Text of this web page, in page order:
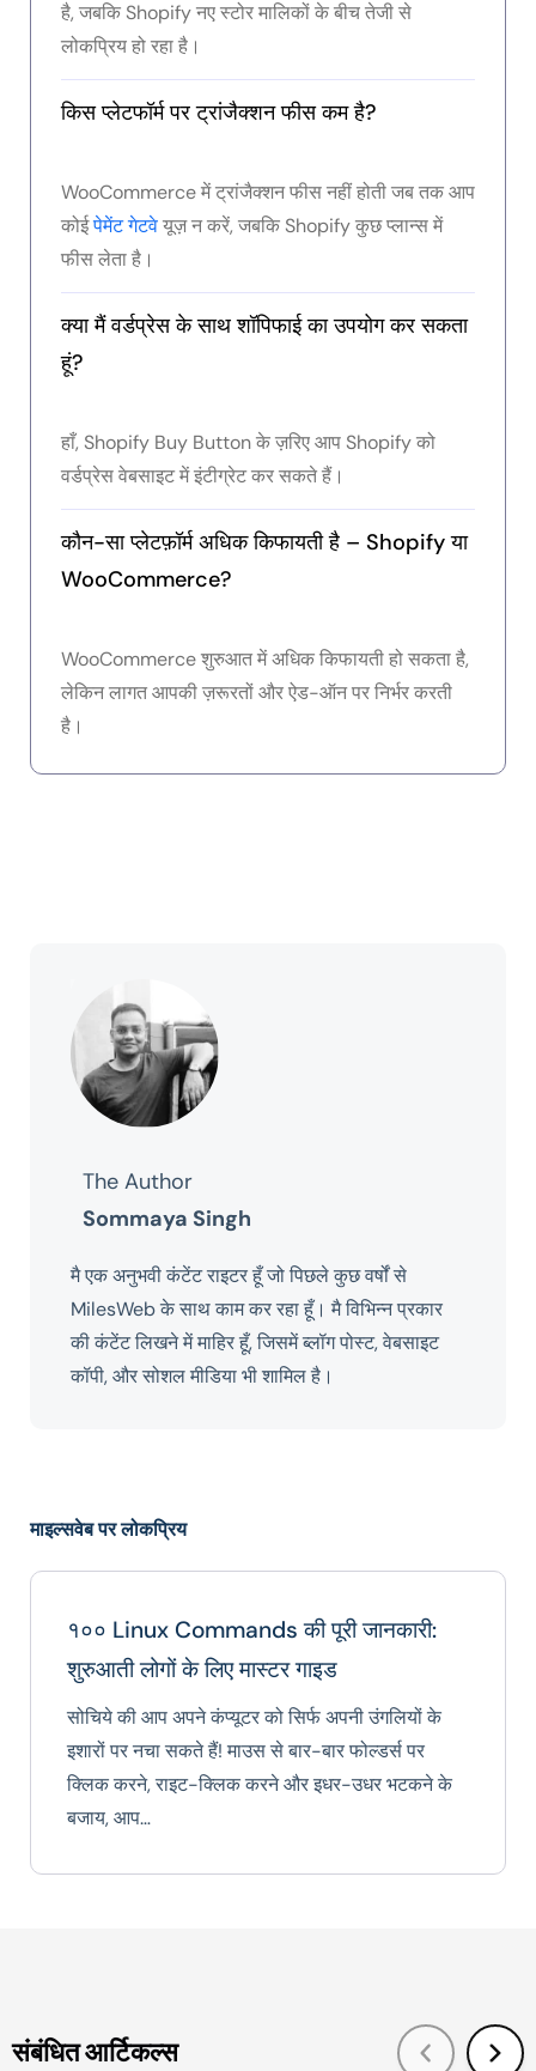
है, जबकि Shopify नए स्टोर मालिकों के बीच तेजी से
लोकप्रिय हो रहा है।
किस प्लेटफॉर्म पर ट्रांजैक्शन फीस कम है?
WooCommerce में ट्रांजैक्शन फीस नहीं होती जब तक आप
कोईपेमेंट गेटवेयूज़ न करें, जबकि Shopify कुछ प्लान्स में
फीस लेता है।
क्या मैं वर्डप्रेस के साथ शॉपिफाई का उपयोग कर सकता
हूं?
हाँ, Shopify Buy Button के ज़रिए आप Shopify को
वर्डप्रेस वेबसाइट में इंटीग्रेट कर सकते हैं।
कौन-सा प्लेटफ़ॉर्म अधिक किफायती है – Shopify या
WooCommerce?
WooCommerce शुरुआत में अधिक किफायती हो सकता है,
लेकिन लागत आपकी ज़रूरतों और ऐड-ऑन पर निर्भर करती
है।
The Author
Sommaya Singh
मै एक अनुभवी कंटेंट राइटर हूँ जो पिछले कुछ वर्षों से
MilesWeb के साथ काम कर रहा हूँ। मै विभिन्न प्रकार
की कंटेंट लिखने में माहिर हूँ, जिसमें ब्लॉग पोस्ट, वेबसाइट
कॉपी, और सोशल मीडिया भी शामिल है।
माइल्सवेब पर लोकप्रिय
१०० Linux Commands की पूरी जानकारी:
शुरुआती लोगों के लिए मास्टर गाइड
सोचिये की आप अपने कंप्यूटर को सिर्फ अपनी उंगलियों के
इशारों पर नचा सकते हैं! माउस से बार-बार फोल्डर्स पर
क्लिक करने, राइट-क्लिक करने और इधर-उधर भटकने के
बजाय, आप…
संबंधित आर्टिकल्स